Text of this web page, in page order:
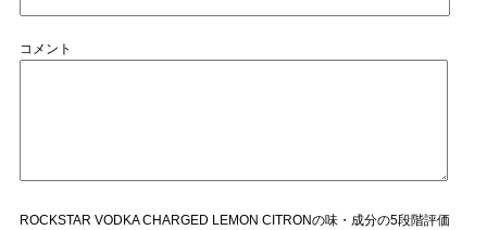
コメント
ROCKSTAR VODKA CHARGED LEMON CITRONの味・成分の5段階評価